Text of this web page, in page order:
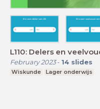
L110: Delers en
February 2023- 14 slides
Wiskunde Lager onderwijs